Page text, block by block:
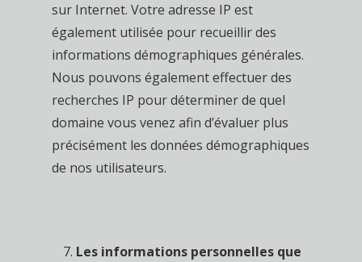
sur Internet. Votre adresse IP est
également utilisée pour recueillir des
informations démographiques générales.
Nous pouvons également effectuer des
recherches IP pour déterminer de quel
domaine vous venez afin d’évaluer plus
précisément les données démographiques
de nos utilisateurs.
Les informations personnelles que